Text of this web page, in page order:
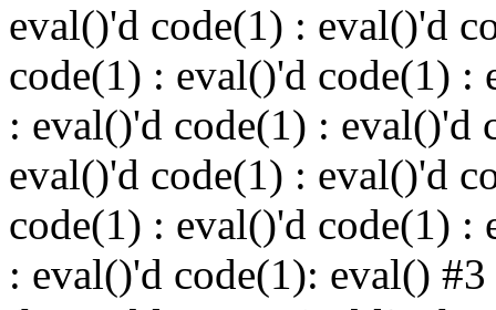
eval()'d code(1) : eval()'d
code(1) : eval()'d code(1) :
: eval()'d code(1) : eval()'d
eval()'d code(1) : eval()'d
code(1) : eval()'d code(1) :
: eval()'d code(1): eval() #3